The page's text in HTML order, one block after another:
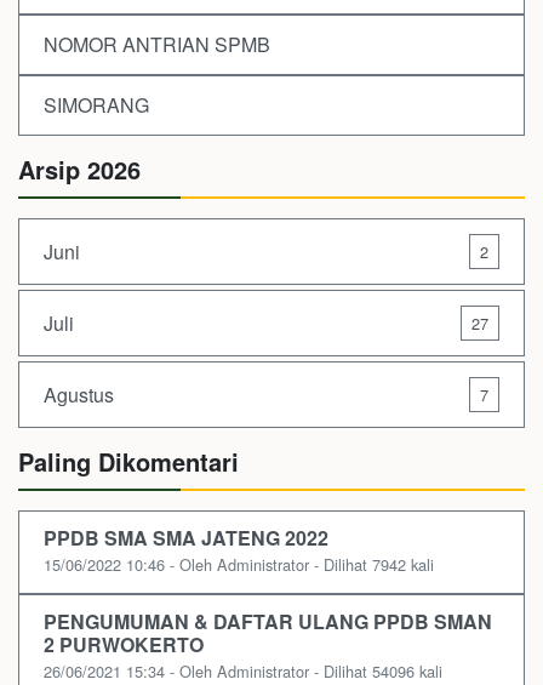
NOMOR ANTRIAN SPMB
SIMORANG
Arsip 2026
Juni 2
Juli 27
Agustus 7
Paling Dikomentari
PPDB SMA SMA JATENG 2022
15/06/2022 10:46 - Oleh Administrator - Dilihat 7942 kali
PENGUMUMAN & DAFTAR ULANG PPDB SMAN
2 PURWOKERTO
26/06/2021 15:34 - Oleh Administrator - Dilihat 54096 kali